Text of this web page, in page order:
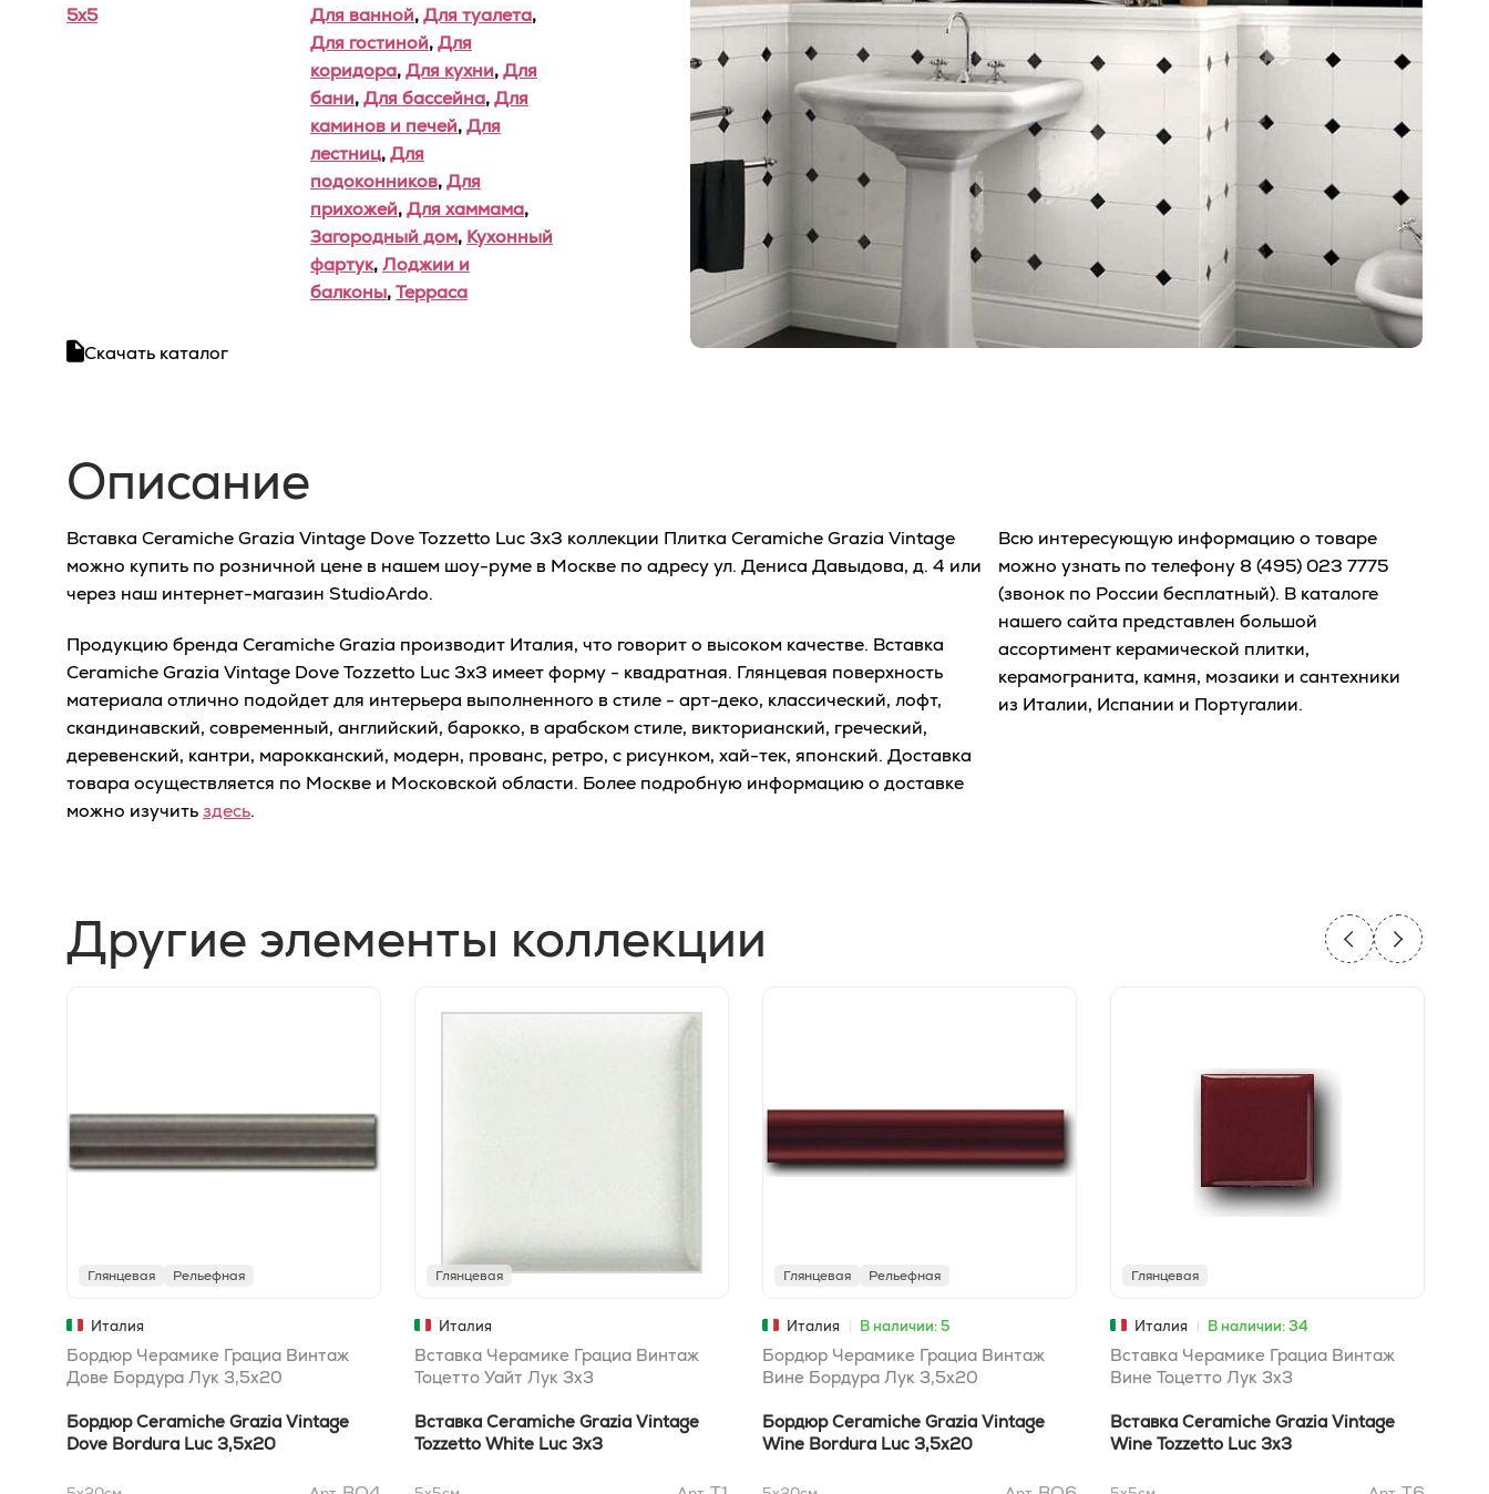
5x5 Для ванной,Для туалета,
Для гостиной,Для
коридора,Для кухни,Для
бани,Для бассейна,Для
каминов и печей,Для
лестниц,Для
подоконников,Для
прихожей,Для хаммама,
Загородный дом, Кухонный
фартук,Лоджии и
балконы,Терраса
Скачать каталог
Описание
Вставка Ceramiche Grazia Vintage Dove Tozzetto Luc 3x3 коллекции Плитка Ceramiche Grazia Vintage
можно купить по розничной цене в нашем шоу-руме в Москве по адресу ул. Дениса Давыдова, д. 4 или
через наш интернет-магазин StudioArdo.
Продукцию бренда Ceramiche Grazia производит Италия, что говорит о высоком качестве. Вставка
Ceramiche Grazia Vintage Dove Tozzetto Luc 3x3 имеет форму - квадратная. Глянцевая поверхность
материала отлично подойдет для интерьера выполненного в стиле - арт-деко, классический, лофт,
скандинавский, современный, английский, барокко, в арабском стиле, викторианский, греческий,
деревенский, кантри, марокканский, модерн, прованс, ретро, с рисунком, хай-тек, японский. Доставка
товара осуществляется по Москве и Московской области. Более подробную информацию о доставке
можно изучитьздесь.
Всю интересующую информацию о товаре
можно узнать по телефону 8 (495) 023 7775
(звонок по России бесплатный). В каталоге
нашего сайта представлен большой
ассортимент керамической плитки,
керамогранита, камня, мозаики и сантехники
из Италии, Испании и Португалии.
Другие элементы коллекции
Глянцевая Рельефная
Италия
Бордюр Черамике Грациа Винтаж
Дове Бордура Лук 3,5x20
Бордюр Ceramiche Grazia Vintage
Dove Bordura Luc 3,5x20
Глянцевая
Италия
Вставка Черамике Грациа Винтаж
Тоцетто Уайт Лук 3x3
Вставка Ceramiche Grazia Vintage
Tozzetto White Luc 3x3
Глянцевая Рельефная
Италия В наличии: 5
Бордюр Черамике Грациа Винтаж
Вине Бордура Лук 3,5x20
Бордюр Ceramiche Grazia Vintage
Wine Bordura Luc 3,5x20
Глянцевая
Италия В наличии: 34
Вставка Черамике Грациа Винтаж
Вине Тоцетто Лук 3x3
Вставка Ceramiche Grazia Vintage
Wine Tozzetto Luc 3x3